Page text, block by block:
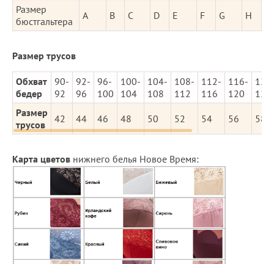
Размер
бюстгальтера
A B C D E F G H
Размер трусов
Обхват
бедер
90-
92
92-
96
96-
100
100-
104
104-
108
108-
112
112-
116
116-
120
124
Размер
трусов
42 44 46 48 50 52 54 56 58
Карта цветов нижнего белья Новое Время: